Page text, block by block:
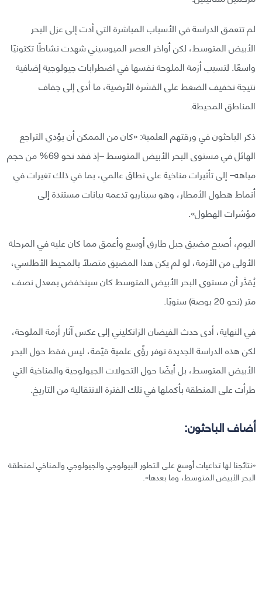
لم تتعمق الدراسة في الأسباب المباشرة التي أدت إلى عزل البحر
الأبيض المتوسط، لكن أواخر العصر الميوسيني شهدت نشاطًا تكتونيًا
واسعًا. لتسبب أزمة الملوحة نفسها في اضطرابات جيولوجية إضافية
نتيجة تخفيف الضغط على القشرة الأرضية، ما أدى إلى جفاف
المناطق المحيطة.
ذكر الباحثون في ورقتهم العلمية: «كان من الممكن أن يؤدي التراجع
الهائل في مستوى البحر الأبيض المتوسط –إذ فقد نحو 69% من حجم
مياهه– إلى تأثيرات مناخية على نطاق عالمي، بما في ذلك تغيرات في
أنماط هطول الأمطار، وهو سيناريو تدعمه بيانات مستندة إلى
مؤشرات الهطول».
اليوم، أصبح مضيق جبل طارق أوسع وأعمق مما كان عليه في المرحلة
الأولى من الأزمة، لو لم يكن هذا المضيق متصلًا بالمحيط الأطلسي،
يُقدَّر أن مستوى البحر الأبيض المتوسط كان سينخفض بمعدل نصف
متر (نحو 20 بوصة) سنويًا.
في النهاية، أدى حدث الفيضان الزانكليني إلى عكس آثار أزمة الملوحة،
لكن هذه الدراسة الجديدة توفر رؤًى علمية قيّمة، ليس فقط حول البحر
الأبيض المتوسط، بل أيضًا حول التحولات الجيولوجية والمناخية التي
طرأت على المنطقة بأكملها في تلك الفترة الانتقالية من التاريخ.
أضاف الباحثون:
«نتائجنا لها تداعيات أوسع على التطور البيولوجي والجيولوجي والمناخي لمنطقة
البحر الأبيض المتوسط، وما بعدها».